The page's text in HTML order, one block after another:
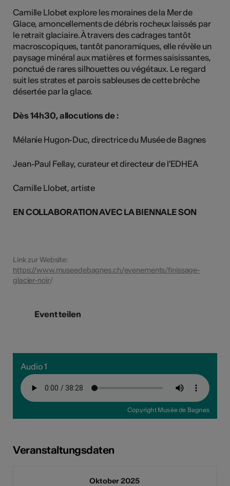
Camille Llobet explore les moraines de la Mer de
Glace, amoncellements de débris rocheux laissés par
le retrait glaciaire. À travers des cadrages tantôt
macroscopiques, tantôt panoramiques, elle révèle un
paysage minéral aux matières et formes saisissantes,
ponctué de rares silhouettes ou végétaux. Le regard
suit les strates et parois sableuses de cette brèche
désertée par la glace.
Dès 14h30, allocutions de :
Mélanie Hugon-Duc, directrice du Musée de Bagnes
Jean-Paul Fellay, curateur et directeur de l'EDHEA
Camille Llobet, artiste
EN COLLABORATION AVEC LA BIENNALE SON
Link zur Website:
https://www.museedebagnes.ch/evenements/finissage-
glacier-noir/
Event teilen
Audio 1
Copyright Musée de Bagnes
Veranstaltungsdaten
Oktober 2025